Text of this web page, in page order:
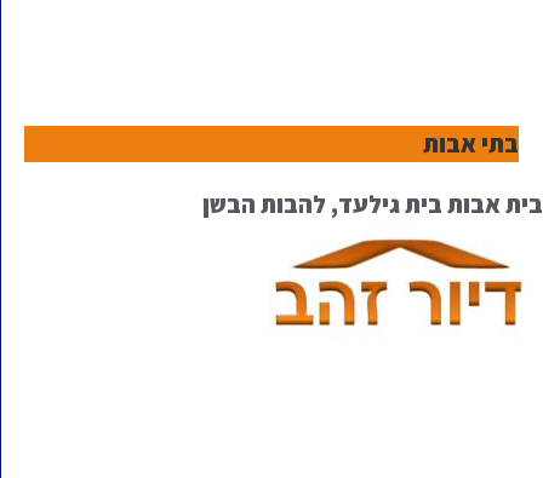
בתי אבות
בית אבות בית גילעד, להבות הבשן